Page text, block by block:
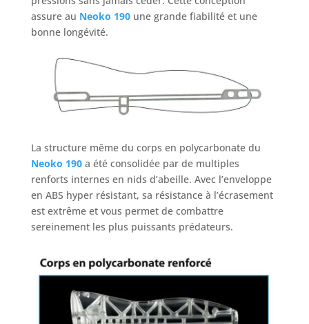
assure au Neoko 190 une grande fiabilité et une
bonne longévité.
La structure même du corps en polycarbonate du
Neoko 190 a été consolidée par de multiples
renforts internes en nids d’abeille. Avec l’enveloppe
en ABS hyper résistant, sa résistance à l’écrasement
est extrême et vous permet de combattre
sereinement les plus puissants prédateurs.